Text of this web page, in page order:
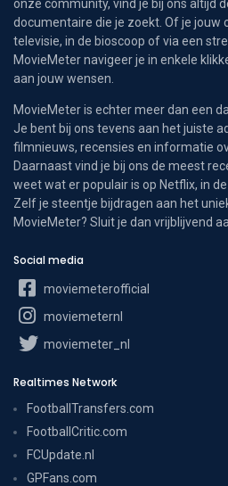
onze community, vind je bij ons altijd
documentaire die je zoekt. Of je jouw
televisie, in de bioscoop of via een
MovieMeter navigeer je in enkele
aan jouw wensen.
MovieMeter is echter meer dan een
Je bent bij ons tevens aan het juiste
filmnieuws, recensies en informatie
Daarnaast vind je bij ons de meest
weet wat er populair is op Netflix, in
Zelf je steentje bijdragen aan het
MovieMeter? Sluit je dan vrijblijvend
Social media
moviemeterofficial
moviemeternl
moviemeter_nl
Realtimes Network
FootballTransfers.com
FootballCritic.com
FCUpdate.nl
GPFans.com